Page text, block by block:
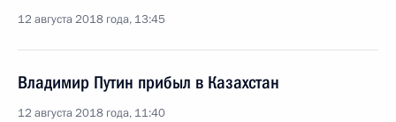
12 августа 2018 года, 13:45
Владимир Путин прибыл в Казахстан
12 августа 2018 года, 11:40